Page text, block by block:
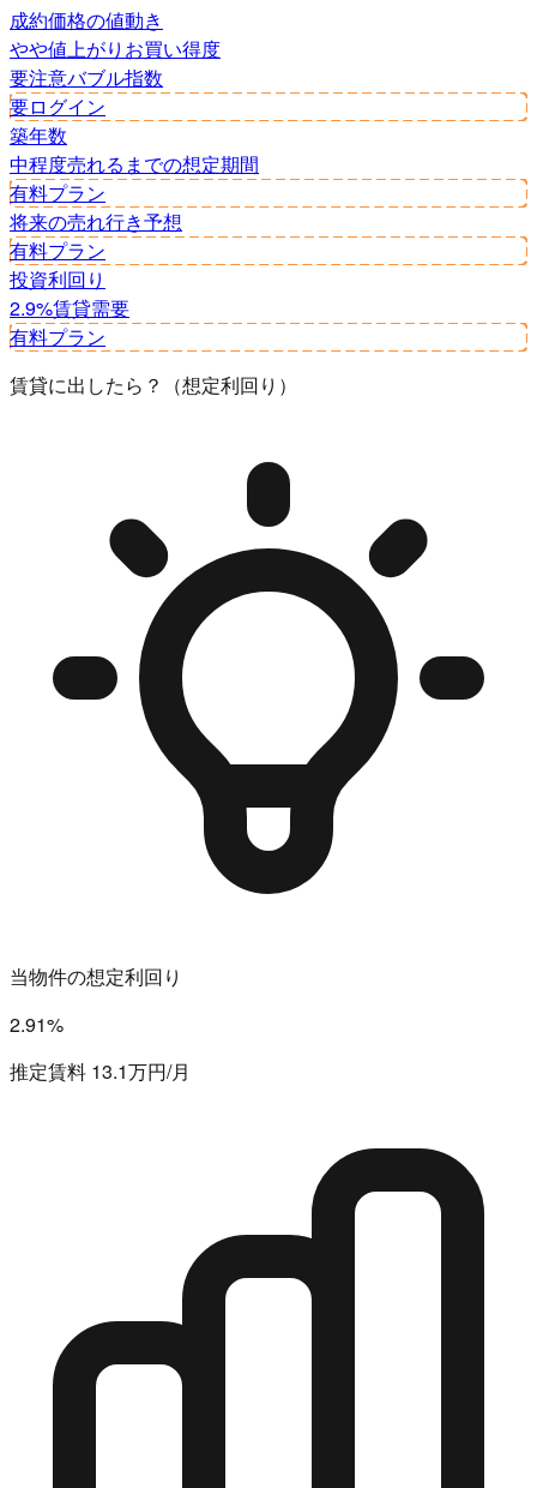
成約価格の値動き
やや値上がり お買い得度
要注意バブル指数
要ログイン
築年数
中程度売れるまでの想定期間
有料プラン
将来の売れ行き予想
有料プラン
投資利回り
2.9%賃貸需要
有料プラン
賃貸に出したら？（想定利回り）
当物件の想定利回り
2.91%
推定賃料 13.1万円/月